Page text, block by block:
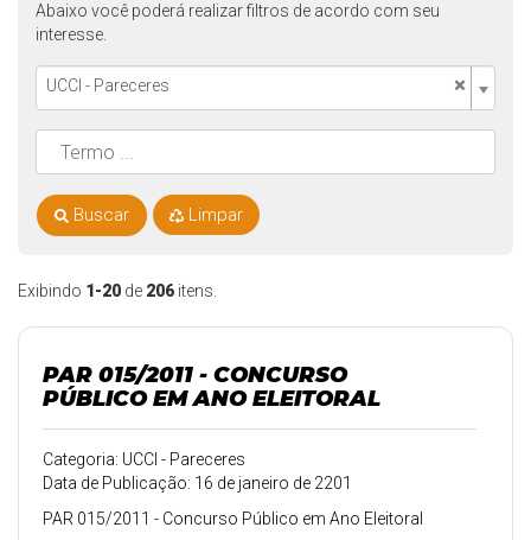
Exibindo 1-20 de 206 itens.
PAR 015/2011 - CONCURSO
PÚBLICO EM ANO ELEITORAL
Categoria: UCCI - Pareceres
Data de Publicação: 16 de janeiro de 2201
PAR 015/2011 - Concurso Público em Ano Eleitoral
Abaixo você poderá realizar filtros de acordo com seu
interesse.
×
UCCI - Pareceres
Buscar Limpar